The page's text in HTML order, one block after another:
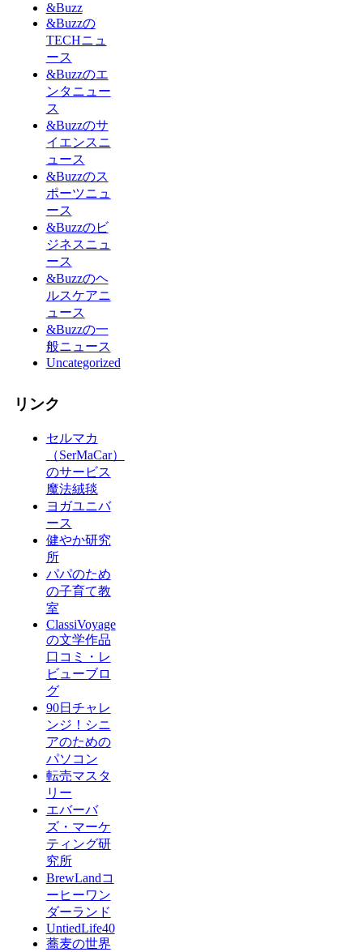
&Buzz
&Buzzの
TECHニュ
ース
&Buzzのエ
ンタニュー
ス
&Buzzのサ
イエンスニ
ュース
&Buzzのス
ポーツニュ
ース
&Buzzのビ
ジネスニュ
ース
&Buzzのヘ
ルスケアニ
ュース
&Buzzの一
般ニュース
Uncategorized
リンク
セルマカ
（SerMaCar）
のサービス
魔法絨毯
ヨガユニバ
ース
健やか研究
所
パパのため
の子育て教
室
ClassiVoyage
の文学作品
口コミ・レ
ビューブロ
グ
90日チャレ
ンジ！シニ
アのための
パソコン
転売マスタ
リー
エバーバ
ズ・マーケ
ティング研
究所
BrewLandコ
ーヒーワン
ダーランド
UntiedLife40
蕎麦の世界